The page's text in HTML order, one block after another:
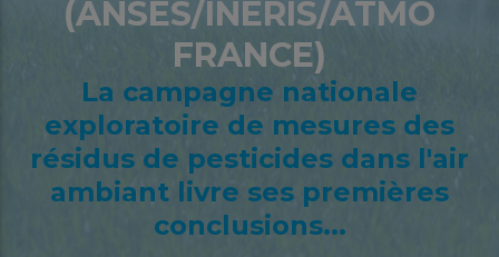
(ANSES/INERIS/ATMO
FRANCE)
La campagne nationale
exploratoire de mesures des
résidus de pesticides dans l'air
ambiant livre ses premières
conclusions...